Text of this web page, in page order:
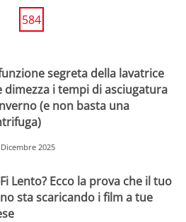
584
segreta della lavatrice
dimezza i tempi di asciugatura
(e non basta una
2025
Lento? Ecco la prova che il tuo
sta scaricando i film a tue